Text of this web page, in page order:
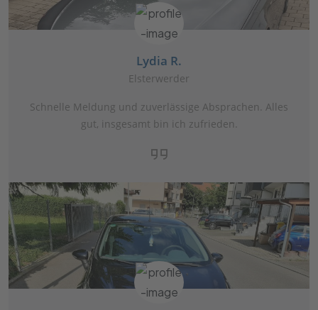
Lydia R.
Elsterwerder
Schnelle Meldung und zuverlässige Absprachen. Alles
gut, insgesamt bin ich zufrieden.